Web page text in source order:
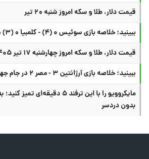
قیمت دلار، طلا و سکه امروز شنبه ۲۰ تیر
ببینید؛ خلاصه بازی سوئیس ۰ (۴) - کلمبیا ۰ (۳) در جام جهانی
قیمت دلار، طلا و سکه امروز چهارشنبه ۱۷ تیر ۱۴۰۵
ببینید؛ خلاصه بازی آرژانتین ۳ - مصر ۲ در جام جهانی
مایکروویو را با این ترفند ۵
بدون دردسر